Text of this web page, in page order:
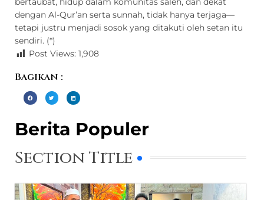
dengan Al-Qur’an serta sunnah, tidak hanya terjaga—
tetapi justru menjadi sosok yang ditakuti oleh setan itu
sendiri. (*)
Post Views: 1,908
Bagikan :
Berita Populer
Section Title